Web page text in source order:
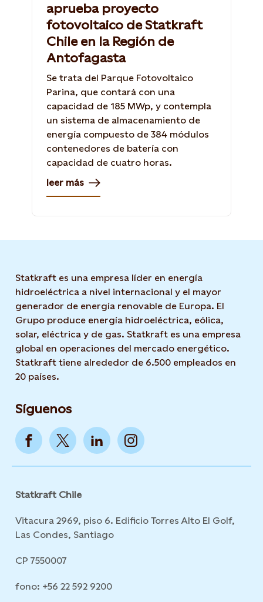
aprueba proyecto
fotovoltaico de Statkraft
Chile en la Región de
Antofagasta
Se trata del Parque Fotovoltaico
Parina, que contará con una
capacidad de 185 MWp, y contempla
un sistema de almacenamiento de
energía compuesto de 384 módulos
contenedores de batería con
capacidad de cuatro horas.
leer más
Statkraft es una empresa líder en energía
hidroeléctrica a nivel internacional y el mayor
generador de energía renovable de Europa. El
Grupo produce energía hidroeléctrica, eólica,
solar, eléctrica y de gas. Statkraft es una empresa
global en operaciones del mercado energético.
Statkraft tiene alrededor de 6.500 empleados en
20 países.
Síguenos
Statkraft Chile
Vitacura 2969, piso 6. Edificio Torres Alto El Golf,
Las Condes, Santiago
CP 7550007
fono: +56 22 592 9200